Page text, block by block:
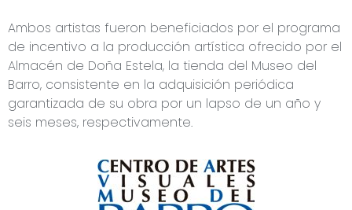
Ambos artistas fueron beneficiados por el programa
de incentivo a la producción artística ofrecido por el
Almacén de Doña Estela, la tienda del Museo del
Barro, consistente en la adquisición periódica
garantizada de su obra por un lapso de un año y
seis meses, respectivamente.